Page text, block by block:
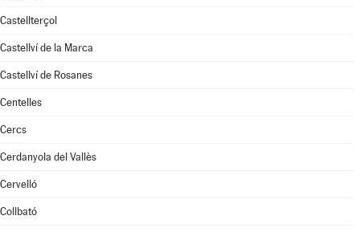
Castellterçol
Castellví de la Marca
Castellví de Rosanes
Centelles
Cercs
Cerdanyola del Vallès
Cervelló
Collbató